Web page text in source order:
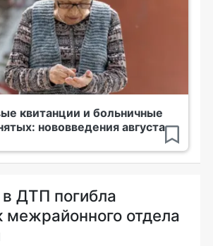
квитанции и больничные
нововведения августа
ДТП погибла
межрайонного отдела